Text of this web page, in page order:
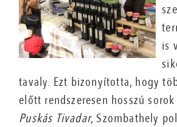
is
tavaly. Ezt bizonyította, hogy
előtt rendszeresen hosszú
Puskás Tivadar, Szombathely